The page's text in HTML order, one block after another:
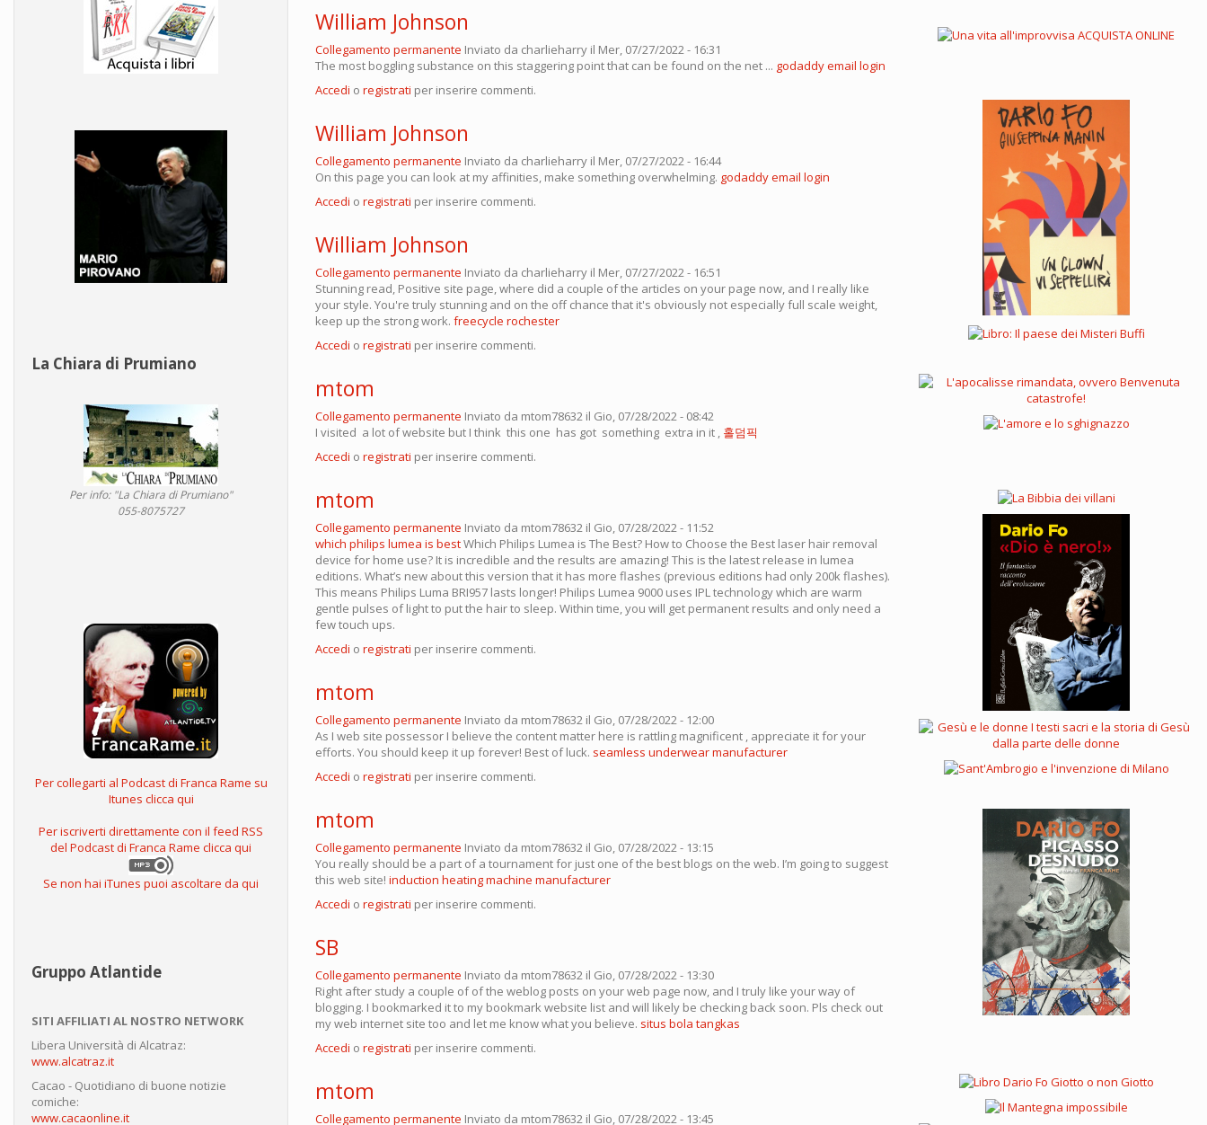
La Chiara di Prumiano
Per info: "La Chiara di Prumiano"
055-8075727
Per collegarti al Podcast di Franca Rame su
Itunes clicca qui
Per iscriverti direttamente con il feed RSS
del Podcast di Franca Rame clicca qui
Se non hai iTunes puoi ascoltare da qui
Gruppo Atlantide
SITI AFFILIATI AL NOSTRO NETWORK
Libera Università di Alcatraz:
www.alcatraz.it
Cacao - Quotidiano di buone notizie
comiche:
www.cacaonline.it
William Johnson
Collegamento permanente Inviato da charlieharry il Mer, 07/27/2022 - 16:31
The most boggling substance on this staggering point that can be found on the net ... godaddy email login
Accedi o registrati per inserire commenti.
William Johnson
Collegamento permanente Inviato da charlieharry il Mer, 07/27/2022 - 16:44
On this page you can look at my affinities, make something overwhelming. godaddy email login
Accedi o registrati per inserire commenti.
William Johnson
Collegamento permanente Inviato da charlieharry il Mer, 07/27/2022 - 16:51
Stunning read, Positive site page, where did a couple of the articles on your page now, and I really like
your style. You're truly stunning and on the off chance that it's obviously not especially full scale weight,
keep up the strong work. freecycle rochester
Accedi o registrati per inserire commenti.
mtom
Collegamento permanente Inviato da mtom78632 il Gio, 07/28/2022 - 08:42
I visited a lot of website but I think this one has got something extra in it , 홀덤픽
Accedi o registrati per inserire commenti.
mtom
Collegamento permanente Inviato da mtom78632 il Gio, 07/28/2022 - 11:52
which philips lumea is bestWhich Philips Lumea is The Best? How to Choose the Best laser hair removal
device for home use? It is incredible and the results are amazing! This is the latest release in lumea
editions. What’s new about this version that it has more flashes (previous editions had only 200k flashes).
This means Philips Luma BRI957 lasts longer! Philips Lumea 9000 uses IPL technology which are warm
gentle pulses of light to put the hair to sleep. Within time, you will get permanent results and only need a
few touch ups.
Accedi o registrati per inserire commenti.
mtom
Collegamento permanente Inviato da mtom78632 il Gio, 07/28/2022 - 12:00
As I web site possessor I believe the content matter here is rattling magnificent , appreciate it for your
efforts. You should keep it up forever! Best of luck. seamless underwear manufacturer
Accedi o registrati per inserire commenti.
mtom
Collegamento permanente Inviato da mtom78632 il Gio, 07/28/2022 - 13:15
You really should be a part of a tournament for just one of the best blogs on the web. I’m going to suggest
this web site! induction heating machine manufacturer
Accedi o registrati per inserire commenti.
SB
Collegamento permanente Inviato da mtom78632 il Gio, 07/28/2022 - 13:30
Right after study a couple of of the weblog posts on your web page now, and I truly like your way of
blogging. I bookmarked it to my bookmark website list and will likely be checking back soon. Pls check out
my web internet site too and let me know what you believe. situs bola tangkas
Accedi o registrati per inserire commenti.
mtom
Collegamento permanente Inviato da mtom78632 il Gio, 07/28/2022 - 13:45